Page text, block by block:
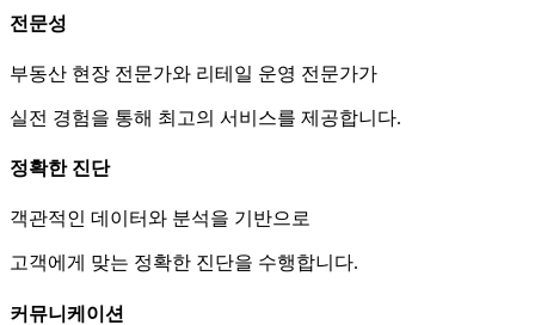
전문성
부동산 현장 전문가와 리테일 운영 전문가가
실전 경험을 통해 최고의 서비스를 제공합니다.
정확한 진단
객관적인 데이터와 분석을 기반으로
고객에게 맞는 정확한 진단을 수행합니다.
커뮤니케이션